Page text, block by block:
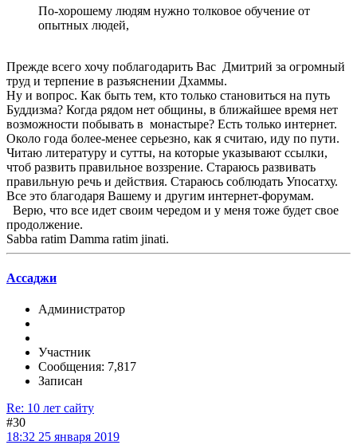
По-хорошему людям нужно толковое обучение от
опытных людей,
Прежде всего хочу поблагодарить Вас Дмитрий за огромный
труд и терпение в разъяснении Дхаммы.
Ну и вопрос. Как быть тем, кто только становиться на путь
Буддизма? Когда рядом нет общины, в ближайшее время нет
возможности побывать в монастыре? Есть только интернет.
Около года более-менее серьезно, как я считаю, иду по пути.
Читаю литературу и сутты, на которые указывают ссылки,
чтоб развить правильное воззрение. Стараюсь развивать
правильную речь и действия. Стараюсь соблюдать Упосатху.
Все это благодаря Вашему и другим интернет-форумам.
Верю, что все идет своим чередом и у меня тоже будет свое
продолжение.
Sabba ratim Damma ratim jinati.
Ассаджи
Администратор
Участник
Сообщения: 7,817
Записан
Re: 10 лет сайту
#30
18:32 25 января 2019